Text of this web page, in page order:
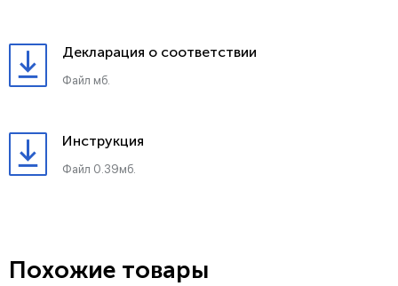
Декларация о соответствии
Файл мб.
Инструкция
Файл 0.39мб.
Похожие товары